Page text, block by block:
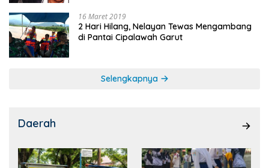
16 Maret 2019
2 Hari Hilang, Nelayan Tewas Mengambang
di Pantai Cipalawah Garut
Selengkapnya
Daerah